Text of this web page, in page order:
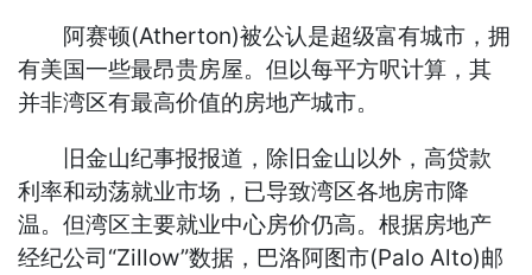
阿赛顿(Atherton)被公认是超级富有城市，拥
有美国一些最昂贵房屋。但以每平方呎计算，其
并非湾区有最高价值的房地产城市。
旧金山纪事报报道，除旧金山以外，高贷款
利率和动荡就业市场，已导致湾区各地房市降
温。但湾区主要就业中心房价仍高。根据房地产
经纪公司“Zillow”数据，巴洛阿图市(Palo Alto)邮